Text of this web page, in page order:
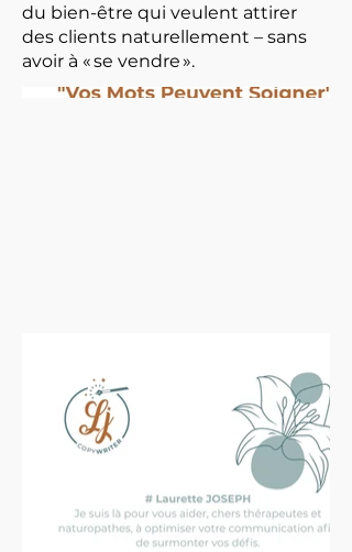
du bien-être qui veulent attirer
des clients naturellement – sans
avoir à « se vendre ».